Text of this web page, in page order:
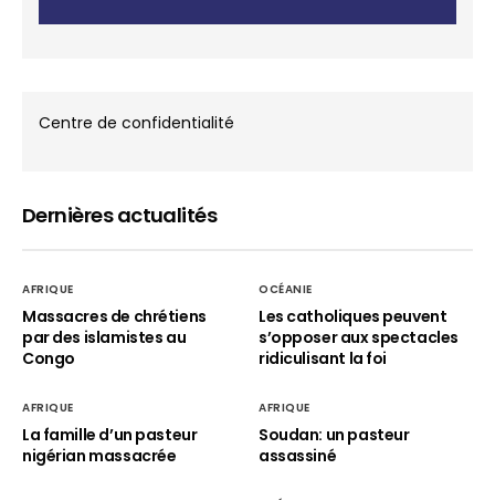
Centre de confidentialité
Dernières actualités
AFRIQUE
Massacres de chrétiens
par des islamistes au
Congo
OCÉANIE
Les catholiques peuvent
s’opposer aux spectacles
ridiculisant la foi
AFRIQUE
La famille d’un pasteur
nigérian massacrée
AFRIQUE
Soudan: un pasteur
assassiné